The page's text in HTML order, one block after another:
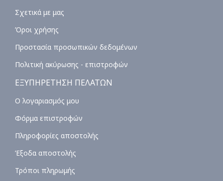
Σχετικά με μας
Όροι χρήσης
Προστασία προσωπικών δεδομένων
Πολιτική ακύρωσης - επιστροφών
ΕΞΥΠΗΡΕΤΗΣΗ ΠΕΛΑΤΩΝ
Ο λογαριασμός μου
Φόρμα επιστροφών
Πληροφορίες αποστολής
Έξοδα αποστολής
Τρόποι πληρωμής